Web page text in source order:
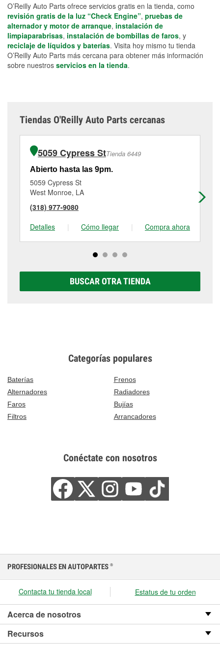
O’Reilly Auto Parts ofrece servicios gratis en la tienda, como
revisión gratis de la luz “Check Engine”, pruebas de
alternador y motor de arranque, instalación de
limpiaparabrisas, instalación de bombillas de faros, y
reciclaje de líquidos y baterías. Visita hoy mismo tu tienda
O’Reilly Auto Parts más cercana para obtener más información
sobre nuestros servicios en la tienda.
Tiendas O'Reilly Auto Parts cercanas
5059 Cypress StTienda 6449
Abierto hasta las 9pm.
5059 Cypress St
West Monroe, LA
(318) 977-9080
Detalles
| Cómo llegar | Compra ahora
BUSCAR OTRA TIENDA
Categorías populares
Baterías
Frenos
Alternadores
Radiadores
Faros
Bujías
Filtros
Arrancadores
Conéctate con nosotros
PROFESIONALES EN AUTOPARTES ®
Contacta tu tienda local Estatus de tu orden
Acerca de nosotros
Recursos